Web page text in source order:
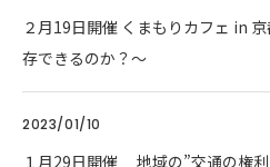
２月19日開催 くまもりカフェ in
存できるのか？～
2023/01/10
１月29日開催 地域の”交通の権